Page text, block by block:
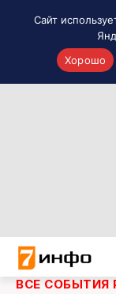
Новости
Политика
Новости
ВСЕ СОБЫТИЯ
Сайт
Хорошо